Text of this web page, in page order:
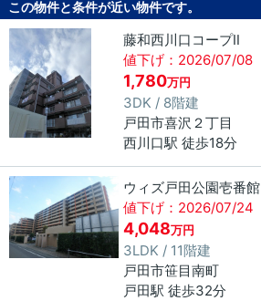
この物件と条件が近い物件です。
藤和西川口コープⅡ
値下げ：2026/07/08
1,780万円
3DK / 8階建
戸田市喜沢 ２丁目
西川口駅 徒歩18分
ウィズ戸田公園壱番館
値下げ：2026/07/24
4,048万円
3LDK / 11階建
戸田市笹目南町
戸田駅 徒歩32分